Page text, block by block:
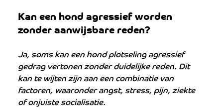
Kan een hond agressief worden
zonder aanwijsbare reden?
Ja, soms kan een hond plotseling agressief
gedrag vertonen zonder duidelijke reden. Dit
kan te wijten zijn aan een combinatie van
factoren, waaronder angst, stress, pijn, ziekte
of onjuiste socialisatie.